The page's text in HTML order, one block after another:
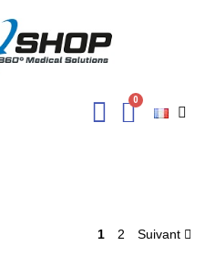
1 2 Suivant